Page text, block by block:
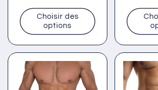
habituel
Choisir des
options